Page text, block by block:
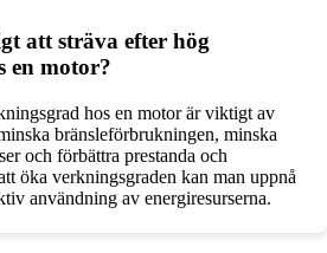
att sträva efter hög
en motor?
hos en motor är viktigt av
bränsleförbrukningen, minska
och förbättra prestanda och
öka verkningsgraden kan man uppnå
användning av energiresurserna.